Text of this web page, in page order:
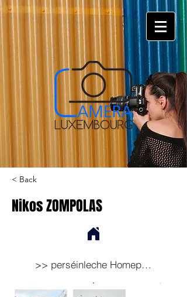
< Back
Nikos ZOMPOLAS
>> perséinleche Homepage